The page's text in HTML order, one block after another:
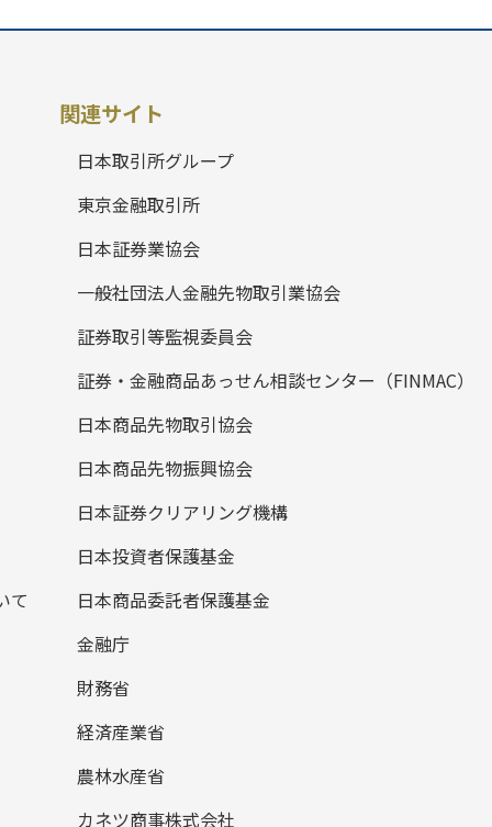
て
関連サイト
日本取引所グループ
東京金融取引所
日本証券業協会
一般社団法人金融先物取引業協会
証券取引等監視委員会
証券・金融商品あっせん相談センター（FINMAC）
日本商品先物取引協会
日本商品先物振興協会
日本証券クリアリング機構
日本投資者保護基金
日本商品委託者保護基金
金融庁
財務省
経済産業省
農林水産省
カネツ商事株式会社